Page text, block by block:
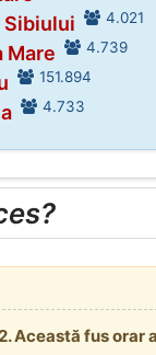
Sibiului 4.021
Mare 4.739
151.894
4.733
Această fus